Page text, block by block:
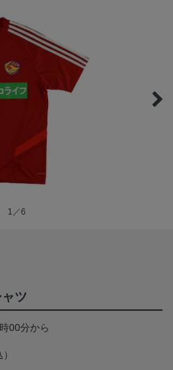
1／6
ツ
00分から